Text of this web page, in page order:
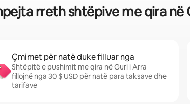
rreth shtëpive me qira në
Çmimet për natë duke filluar nga
Shtëpitë e pushimit me qira në Guri i Arra
fillojnë nga 30 $ USD për natë para taksave dhe
tarifave